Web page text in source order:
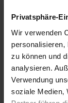
Privatsphäre-
Wir verwenden
personalisieren,
zu können und
analysieren.
Verwendung
soziale Medien,
sie
den
zahlen.
auch als
gezahlte